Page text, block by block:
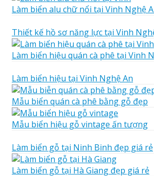
Làm biển alu chữ nổi tại Vinh Nghệ
Thiết kế hồ sơ năng lực tại Vinh
Làm biển hiệu quán cà phê tại Vinh
Làm biển hiệu tại Vinh Nghệ An
Mẫu biển quán cà phê bằng gỗ đẹp
Mẫu biển hiệu gỗ vintage ấn tượng
Làm biển gỗ tại Ninh Binh đẹp giá rẻ
Làm biển gỗ tại Hà Giang đẹp giá rẻ